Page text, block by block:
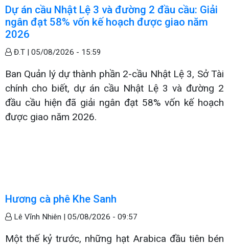
Dự án cầu Nhật Lệ 3 và đường 2 đầu cầu: Giải
ngân đạt 58% vốn kế hoạch được giao năm
2026
Đ.T | 05/08/2026 - 15:59
Ban Quản lý dự thành phần 2-cầu Nhật Lệ 3, Sở Tài
chính cho biết, dự án cầu Nhật Lệ 3 và đường 2
đầu cầu hiện đã giải ngân đạt 58% vốn kế hoạch
được giao năm 2026.
Hương cà phê Khe Sanh
Lê Vĩnh Nhiên | 05/08/2026 - 09:57
Một thế kỷ trước, những hạt Arabica đầu tiên bén